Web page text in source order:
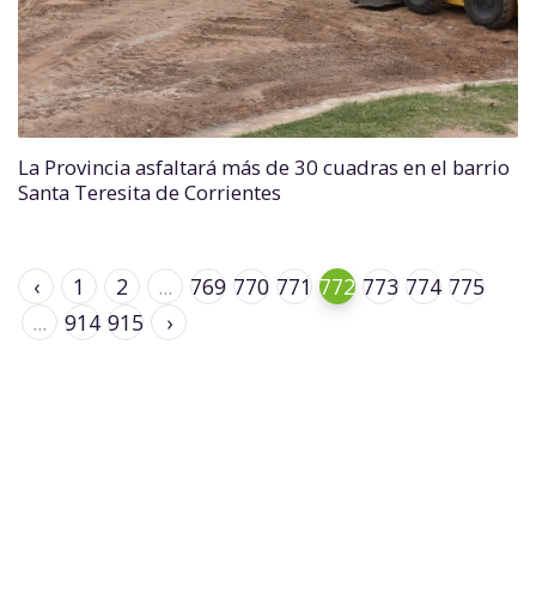
La Provincia asfaltará más de 30 cuadras en el barrio
Santa Teresita de Corrientes
‹ 1 2 ... 769 770 771 772 773 774 775
...
914 915 ›